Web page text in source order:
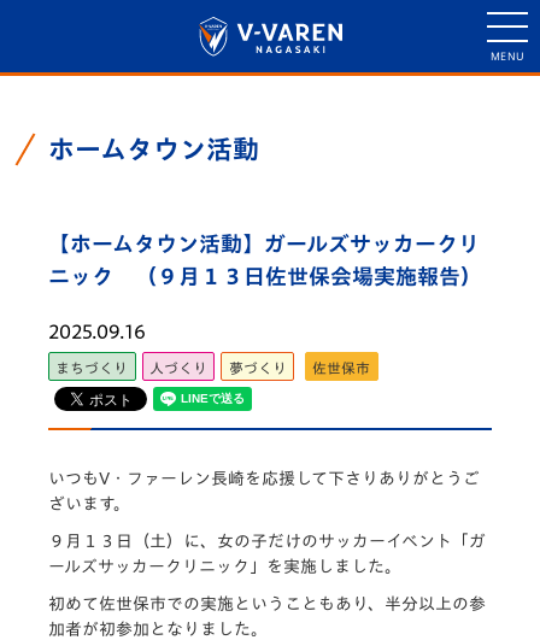
ホームタウン活動
【ホームタウン活動】ガールズサッカークリ
ニック （９月１３日佐世保会場実施報告）
2025.09.16
まちづくり 人づくり 夢づくり 佐世保市
いつもV・ファーレン長崎を応援して下さりありがとうご
ざいます。
９月１３日（土）に、女の子だけのサッカーイベント「ガ
ールズサッカークリニック」を実施しました。
初めて佐世保市での実施ということもあり、半分以上の参
加者が初参加となりました。